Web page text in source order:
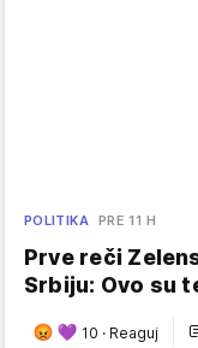
POLITIKA PRE 11 H
Prve reči
Srbiju: Ovo su
10 · Reaguj